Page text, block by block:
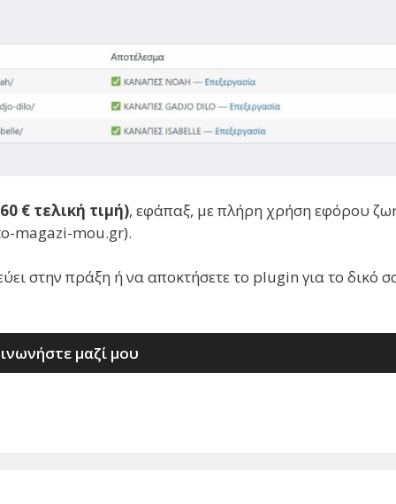
€ τελική τιμή), εφάπαξ, με πλήρη χρήση εφόρου
magazi-mou.gr).
στην πράξη ή να αποκτήσετε το plugin για το δικό
μαζί μου